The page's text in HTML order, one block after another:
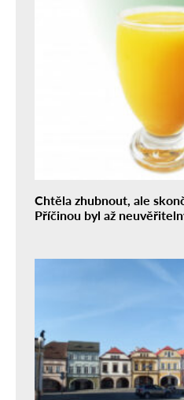
Chtěla zhubnout, ale
Příčinou byl až